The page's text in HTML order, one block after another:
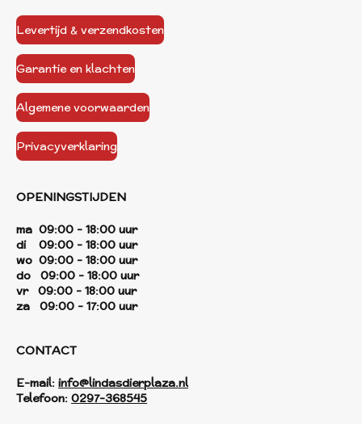
Levertijd & verzendkosten
Garantie en klachten
Algemene voorwaarden
Privacyverklaring
OPENINGSTIJDEN
ma 09:00 - 18:00 uur
di 09:00 - 18:00 uur
wo 09:00 - 18:00 uur
do 09:00 - 18:00 uur
vr 09:00 - 18:00 uur
za 09:00 - 17:00 uur
CONTACT
E-mail: info@lindasdierplaza.nl
Telefoon: 0297-368545